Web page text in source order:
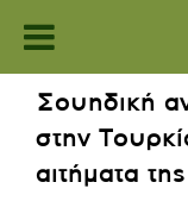
content
Σουηδική
στην
αιτήματα